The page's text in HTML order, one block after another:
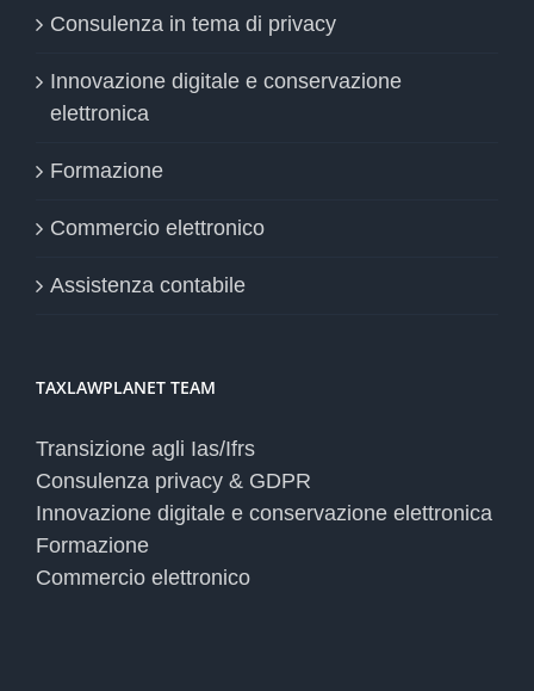
Consulenza in tema di privacy
Innovazione digitale e conservazione
elettronica
Formazione
Commercio elettronico
Assistenza contabile
TAXLAWPLANET TEAM
Transizione agli Ias/Ifrs
Consulenza privacy & GDPR
Innovazione digitale e conservazione elettronica
Formazione
Commercio elettronico